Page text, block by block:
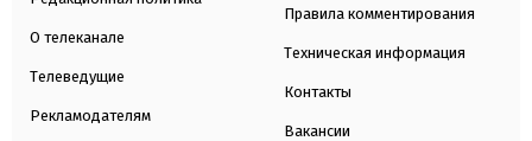
О телеканале
Телеведущие
Рекламодателям
Правила комментирования
Техническая информация
Контакты
Вакансии